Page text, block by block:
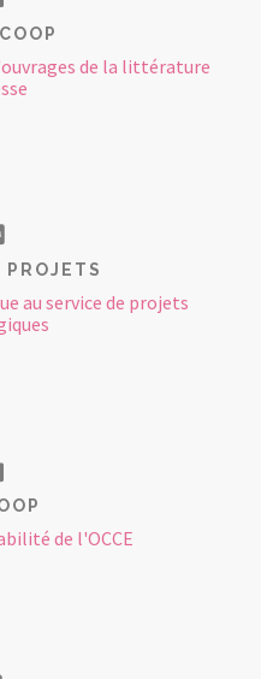
de la littérature
PROJETS
au service de projets
de l'OCCE